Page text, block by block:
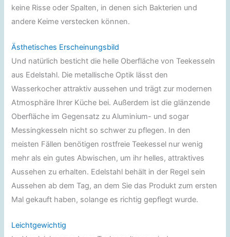
keine Risse oder Spalten, in denen sich Bakterien und
andere Keime verstecken können.
Ästhetisches Erscheinungsbild
Und natürlich besticht die helle Oberfläche von Teekesseln
aus Edelstahl. Die metallische Optik lässt den
Wasserkocher attraktiv aussehen und trägt zur modernen
Atmosphäre Ihrer Küche bei. Außerdem ist die glänzende
Oberfläche im Gegensatz zu Aluminium- und sogar
Messingkesseln nicht so schwer zu pflegen. In den
meisten Fällen benötigen rostfreie Teekessel nur wenig
mehr als ein gutes Abwischen, um ihr helles, attraktives
Aussehen zu erhalten. Edelstahl behält in der Regel sein
Aussehen ab dem Tag, an dem Sie das Produkt zum ersten
Mal gekauft haben, solange es richtig gepflegt wurde.
Leichtgewichtig